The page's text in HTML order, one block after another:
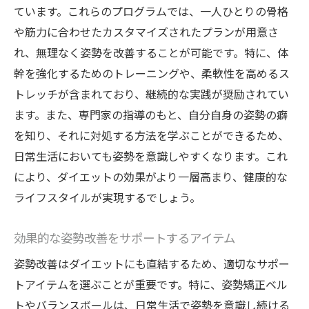
ています。これらのプログラムでは、一人ひとりの骨格
や筋力に合わせたカスタマイズされたプランが用意さ
れ、無理なく姿勢を改善することが可能です。特に、体
幹を強化するためのトレーニングや、柔軟性を高めるス
トレッチが含まれており、継続的な実践が奨励されてい
ます。また、専門家の指導のもと、自分自身の姿勢の癖
を知り、それに対処する方法を学ぶことができるため、
日常生活においても姿勢を意識しやすくなります。これ
により、ダイエットの効果がより一層高まり、健康的な
ライフスタイルが実現するでしょう。
効果的な姿勢改善をサポートするアイテム
姿勢改善はダイエットにも直結するため、適切なサポー
トアイテムを選ぶことが重要です。特に、姿勢矯正ベル
トやバランスボールは、日常生活で姿勢を意識し続ける